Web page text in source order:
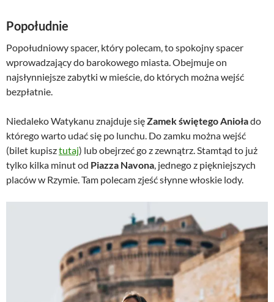
Popołudnie
Popołudniowy spacer, który polecam, to spokojny spacer
wprowadzający do barokowego miasta. Obejmuje on
najsłynniejsze zabytki w mieście, do których można wejść
bezpłatnie.
Niedaleko Watykanu znajduje sięZamek świętego Aniołado
którego warto udać się po lunchu. Do zamku można wejść
(bilet kupisztutaj) lub obejrzeć go z zewnątrz. Stamtąd to już
tylko kilka minut od Piazza Navona , jednego z piękniejszych
placów w Rzymie. Tam polecam zjeść słynne włoskie lody.